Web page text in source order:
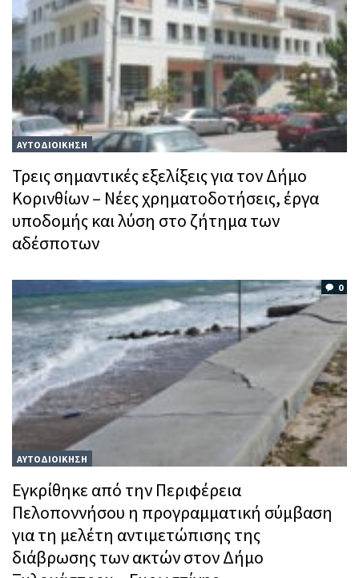
ΑΥΤΟΔΙΟΙΚΗΣΗ
Τρεις σημαντικές εξελίξεις για τον Δήμο
Κορινθίων – Νέες χρηματοδοτήσεις, έργα
υποδομής και λύση στο ζήτημα των
αδέσποτων
0
ΑΥΤΟΔΙΟΙΚΗΣΗ
Εγκρίθηκε από την Περιφέρεια
Πελοποννήσου η προγραμματική σύμβαση
για τη μελέτη αντιμετώπισης της
διάβρωσης των ακτών στον Δήμο